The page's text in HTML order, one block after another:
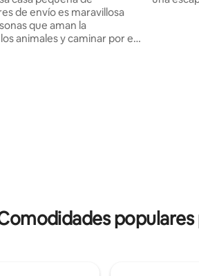
de envío es maravillosa
que aman la
animales y caminar por el